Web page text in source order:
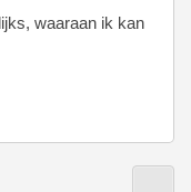
waaraan ik kan